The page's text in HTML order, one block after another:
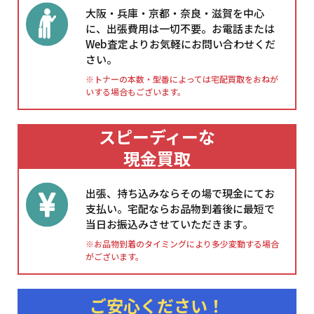
大阪・兵庫・京都・奈良・滋賀を中心
に、出張費用は一切不要。お電話または
Web査定よりお気軽にお問い合わせくだ
さい。
※トナーの本数・型番によっては宅配買取をおねが
いする場合もございます。
スピーディーな
現金買取
出張、持ち込みならその場で現金にてお
支払い。宅配ならお品物到着後に最短で
当日お振込みさせていただきます。
※お品物到着のタイミングにより多少変動する場合
がございます。
ご安心ください！